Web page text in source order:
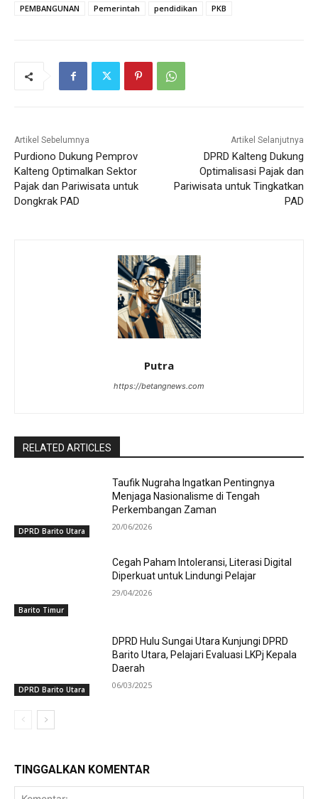
PEMBANGUNAN
Pemerintah pendidikan PKB
Artikel Sebelumnya
Purdiono Dukung Pemprov
Kalteng Optimalkan Sektor
Pajak dan Pariwisata untuk
Dongkrak PAD
Artikel Selanjutnya
DPRD Kalteng Dukung
Optimalisasi Pajak dan
Pariwisata untuk Tingkatkan
PAD
Putra
https://betangnews.com
RELATED ARTICLES
DPRD Barito Utara
Taufik Nugraha Ingatkan Pentingnya
Menjaga Nasionalisme di Tengah
Perkembangan Zaman
20/06/2026
Barito Timur
Cegah Paham Intoleransi, Literasi Digital
Diperkuat untuk Lindungi Pelajar
29/04/2026
DPRD Barito Utara
DPRD Hulu Sungai Utara Kunjungi DPRD
Barito Utara, Pelajari Evaluasi LKPj Kepala
Daerah
06/03/2025
TINGGALKAN KOMENTAR